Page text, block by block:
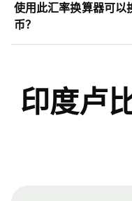
使用此汇率换算器可以
币？
印度卢